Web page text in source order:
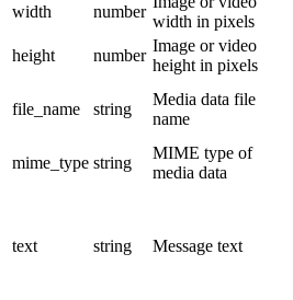
width
number
width in pixels
height
number
Image or video
height in pixels
file_name string
Media data file
name
mime_type string
MIME type of
media data
text string Message text